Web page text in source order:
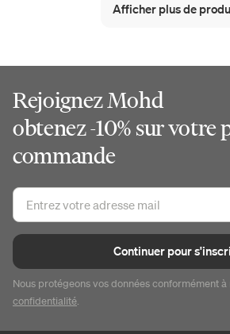
Afficher plus de
Rejoignez Mohd
obtenez -10% sur votre
commande
Continuer pour
Nous protégeons vos données conformément à
confidentialité.